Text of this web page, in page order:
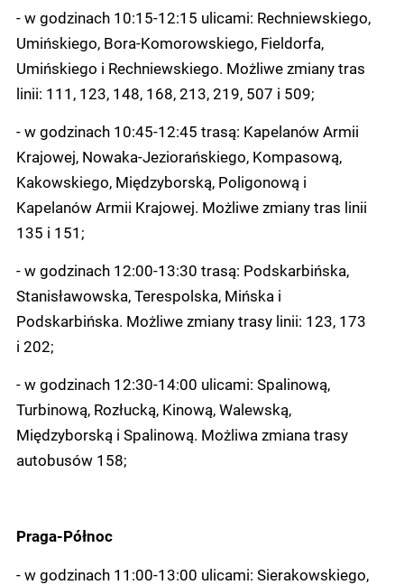
- w godzinach 10:15-12:15 ulicami: Rechniewskiego,
Umińskiego, Bora-Komorowskiego, Fieldorfa,
Umińskiego i Rechniewskiego. Możliwe zmiany tras
linii: 111, 123, 148, 168, 213, 219, 507 i 509;
- w godzinach 10:45-12:45 trasą: Kapelanów Armii
Krajowej, Nowaka-Jeziorańskiego, Kompasową,
Kakowskiego, Międzyborską, Poligonową i
Kapelanów Armii Krajowej. Możliwe zmiany tras linii
135 i 151;
- w godzinach 12:00-13:30 trasą: Podskarbińska,
Stanisławowska, Terespolska, Mińska i
Podskarbińska. Możliwe zmiany trasy linii: 123, 173
i 202;
- w godzinach 12:30-14:00 ulicami: Spalinową,
Turbinową, Rozłucką, Kinową, Walewską,
Międzyborską i Spalinową. Możliwa zmiana trasy
autobusów 158;
Praga-Północ
- w godzinach 11:00-13:00 ulicami: Sierakowskiego,